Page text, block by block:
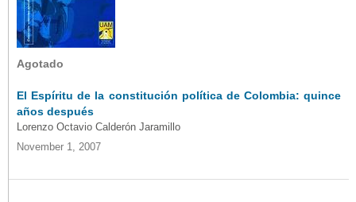
Agotado
El Espíritu de la constitución política de Colombia: quince
años después
Lorenzo Octavio Calderón Jaramillo
November 1, 2007